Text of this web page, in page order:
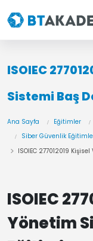
ISOIEC
Sistemi Baş
Ana Sayfa Eğitimler
Siber Güvenlik
ISOIEC 277012019
ISOIEC
Yönetim